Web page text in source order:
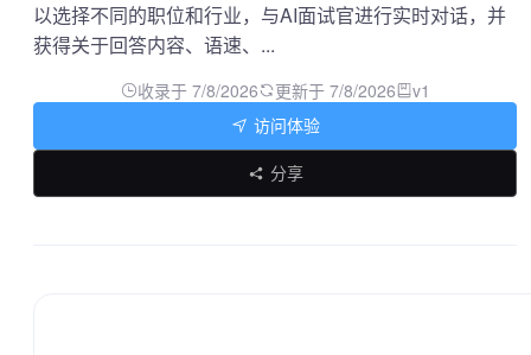
以选择不同的职位和行业，与AI面试官进行实时对话，并
获得关于回答内容、语速、...
收录于 7/8/2026 更新于 7/8/2026 v1
访问体验
分享